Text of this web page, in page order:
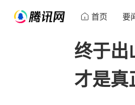
首页 要
终于出
才是真